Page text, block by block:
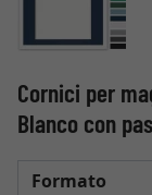
Cornici per
Blanco con
Formato